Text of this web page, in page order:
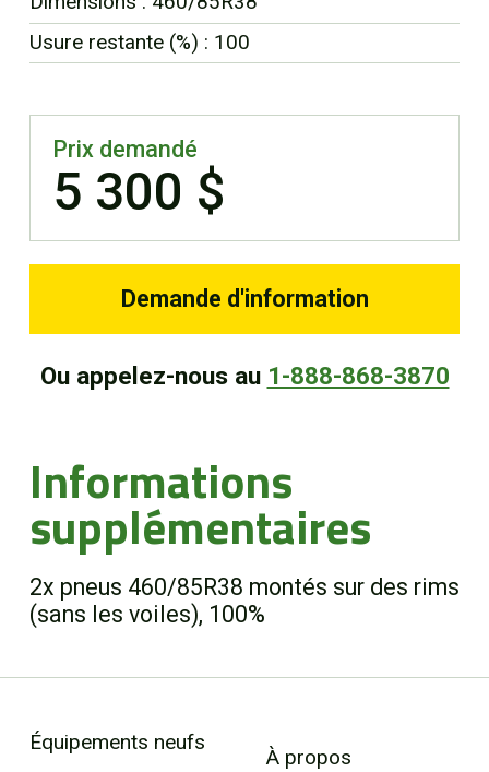
Usure restante (%) : 100
Prix demandé
5 300 $
Demande d'information
Ou appelez-nous au 1-888-868-3870
Informations
supplémentaires
2x pneus 460/85R38 montés sur des rims
(sans les voiles), 100%
Équipements neufs
À propos
EN